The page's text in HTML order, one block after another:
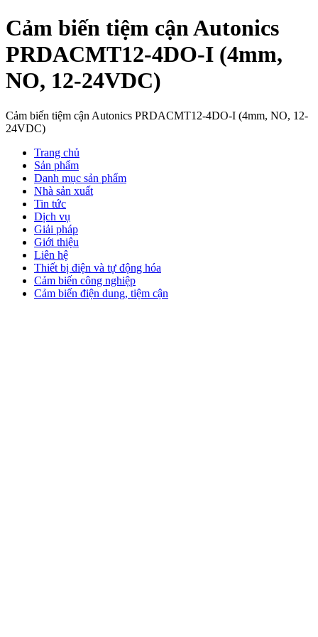
Cảm biến tiệm cận Autonics
PRDACMT12-4DO-I (4mm,
NO, 12-24VDC)
Cảm biến tiệm cận Autonics PRDACMT12-4DO-I (4mm, NO, 12-
24VDC)
Trang chủ
Sản phẩm
Danh mục sản phẩm
Nhà sản xuất
Tin tức
Dịch vụ
Giải pháp
Giới thiệu
Liên hệ
Thiết bị điện và tự động hóa
Cảm biến công nghiệp
Cảm biến điện dung, tiệm cận